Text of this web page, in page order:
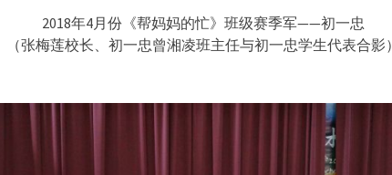
2018年4月份《帮妈妈的忙》班级赛季军——初一忠
（张梅莲校长、初一忠曾湘凌班主任与初一忠学生代表合影）